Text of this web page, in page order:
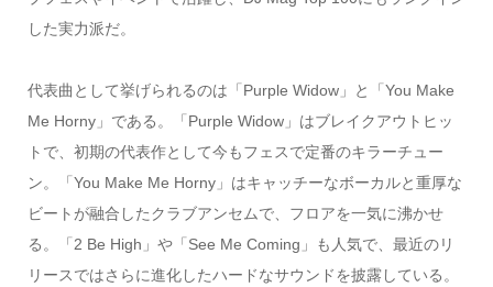
した実力派だ。
代表曲として挙げられるのは「Purple Widow」と「You Make
Me Horny」である。「Purple Widow」はブレイクアウトヒッ
トで、初期の代表作として今もフェスで定番のキラーチュー
ン。「You Make Me Horny」はキャッチーなボーカルと重厚な
ビートが融合したクラブアンセムで、フロアを一気に沸かせ
る。「2 Be High」や「See Me Coming」も人気で、最近のリ
リースではさらに進化したハードなサウンドを披露している。